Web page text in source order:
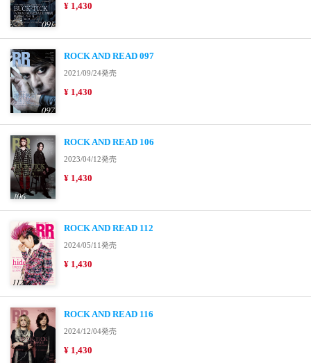
¥ 1,430
ROCK AND READ 097
2021/09/24発売
¥ 1,430
ROCK AND READ 106
2023/04/12発売
¥ 1,430
ROCK AND READ 112
2024/05/11発売
¥ 1,430
ROCK AND READ 116
2024/12/04発売
¥ 1,430